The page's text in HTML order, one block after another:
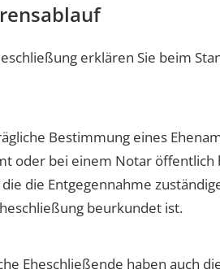
erklären Sie beim
Bestimmung eines
oder bei einem Notar
die Entgegennahme
beurkundet ist.
Eheschließende haben auch